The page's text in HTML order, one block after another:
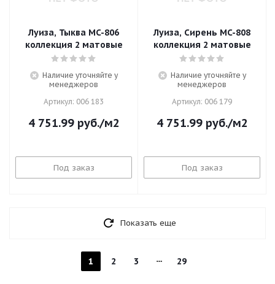
Луиза, Тыква MC-806
коллекция 2 матовые
Наличие уточняйте у
менеджеров
Артикул: 006 183
4 751.99руб./м2
Под заказ
Луиза, Сирень MC-808
коллекция 2 матовые
Наличие уточняйте у
менеджеров
Артикул: 006 179
4 751.99руб./м2
Под заказ
Показать еще
1 2 3 29